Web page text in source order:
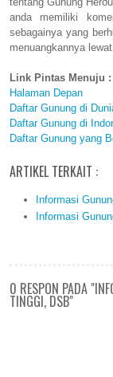
anda memiliki
sebagainya yang
menuangkannya
Link Pintas Menuju :
Halaman Depan
Daftar Gunung di
Daftar Gunung di
Daftar Gunung yang
ARTIKEL TERKAIT :
Informasi
Informasi
0 RESPON PADA
TINGGI, DSB"